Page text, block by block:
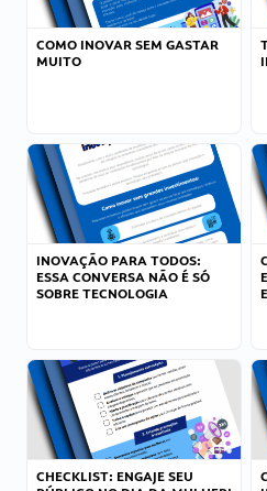
COMO INOVAR SEM GASTAR
MUITO
INOVAÇÃO PARA TODOS:
ESSA CONVERSA NÃO É SÓ
SOBRE TECNOLOGIA
CHECKLIST: ENGAJE SEU